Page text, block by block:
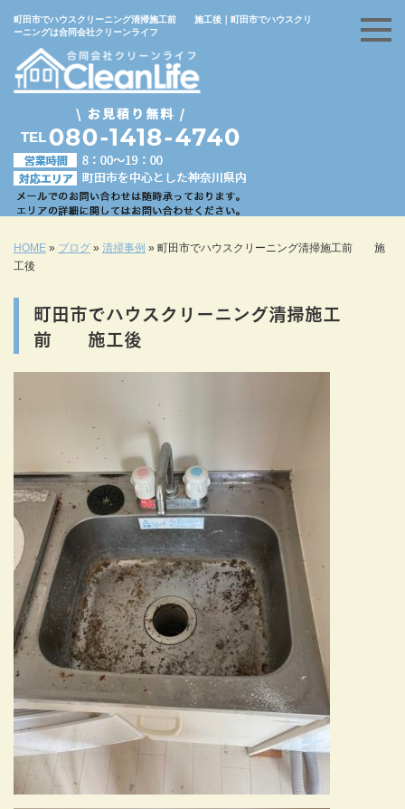
町田市でハウスクリーニング清掃施工前 施工後｜町田市でハウスクリ
ーニングは合同会社クリーンライフ
HOME » ブログ » 清掃事例 » 町田市でハウスクリーニング清掃施工前 施
工後
町田市でハウスクリーニング清掃施工
前 施工後